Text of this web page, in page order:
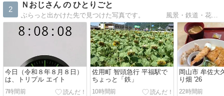
2
Ｎおじさん の ひとりごと
ぶらっと出かけた先で見つけた写真です。 風景・鉄道・花・空・イベント・・・
今日（令和８年８月８日）
は、トリプル エイト
7時間前
佐用町 智頭急行 平福駅で
ちょっと「鉄」
10時間前
岡山市 牟佐大
り畑 '26
22時間前